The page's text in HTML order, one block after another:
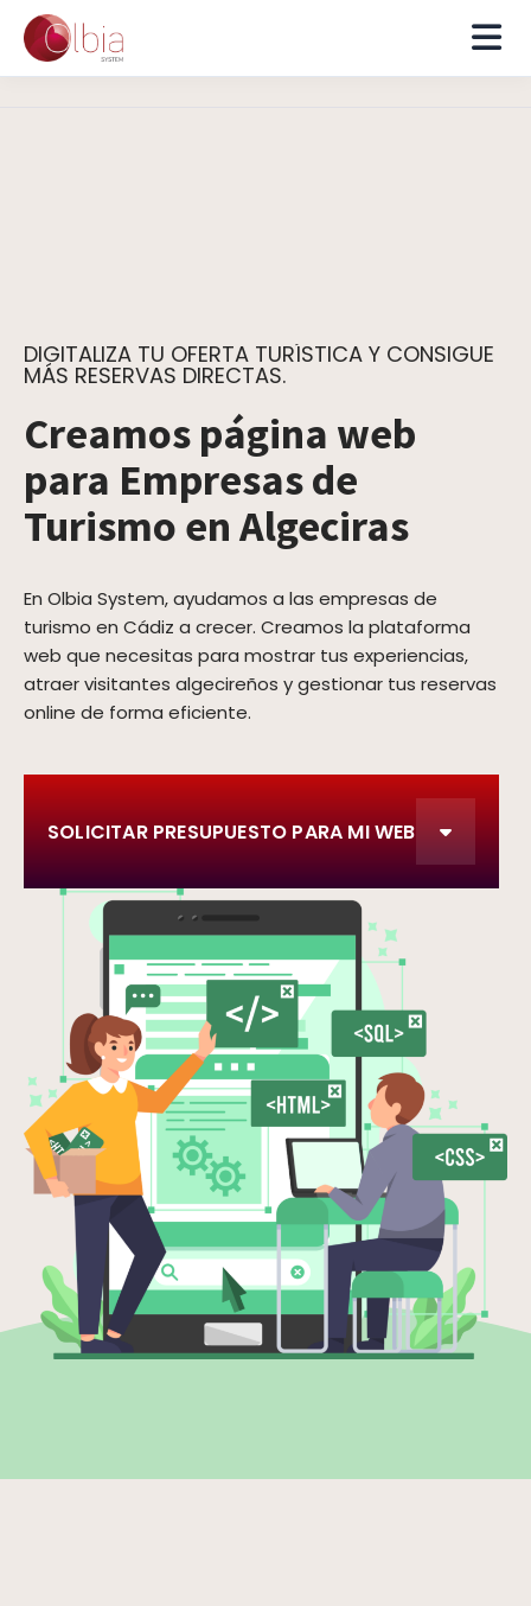
DIGITALIZA TU OFERTA TURÍSTICA Y CONSIGUE
MÁS RESERVAS DIRECTAS.
Creamos página web
para Empresas de
Turismo en Algeciras
En Olbia System, ayudamos a las empresas de
turismo en Cádiz a crecer. Creamos la plataforma
web que necesitas para mostrar tus experiencias,
atraer visitantes algecireños y gestionar tus reservas
online de forma eficiente.
SOLICITAR PRESUPUESTO PARA MI WEB